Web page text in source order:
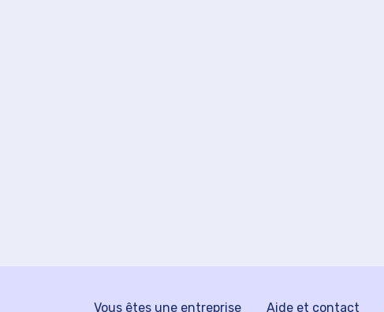
Vous êtes une entreprise Aide et contact